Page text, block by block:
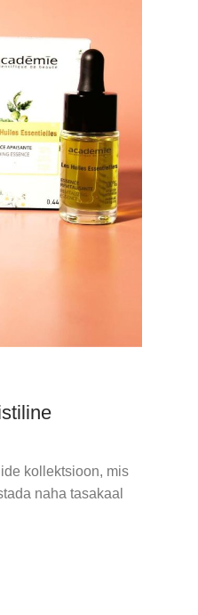
kollektsioon, mis
naha tasakaal